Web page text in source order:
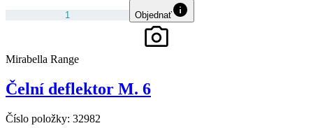
Objednať
Mirabella Range
Čelní deflektor M. 6
Číslo položky: 32982